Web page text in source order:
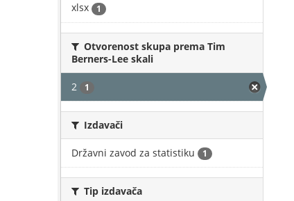
xlsx 1
Otvorenost skupa prema Tim
Berners-Lee skali
2 1
Izdavači
Državni zavod za statistiku 1
Tip izdavača